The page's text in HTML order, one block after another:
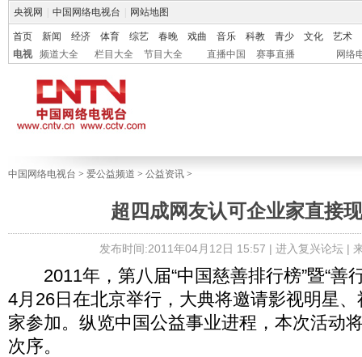
央视网 中国网络电视台 网站地图
首页 新闻 经济 体育 综艺 春晚 戏曲 音乐 科教 青少 文化
艺术
电视
频道大全 栏目大全 节目大全 直播中国 赛事直播 网络
中国网络电视台 > 爱公益频道 > 公益资讯 >
超四成网友认可企业家直接
发布时间:2011年04月12日 15:57 | 进入复兴论坛|
2011年，第八届“中国慈善排行榜”暨“善
4月26日在北京举行，大典将邀请影视明星
家参加。纵览中国公益事业进程，本次活动
次序。